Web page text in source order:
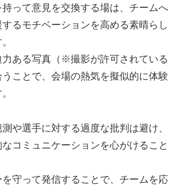
って意見を交換する場は、チームへ
るモチベーションを高める素晴らし
ある写真（※撮影が許可されている
ことで、会場の熱気を擬似的に体験
や選手に対する過度な批判は避け、
コミュニケーションを心がけること
守って発信することで、チームを応